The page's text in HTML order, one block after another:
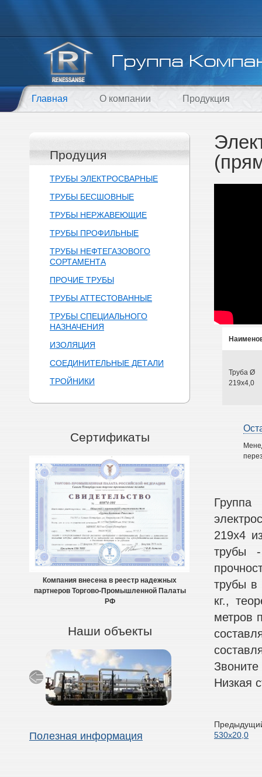
Главная О компании Продукция
Продуция
ТРУБЫ ЭЛЕКТРОСВАРНЫЕ
ТРУБЫ БЕСШОВНЫЕ
ТРУБЫ НЕРЖАВЕЮЩИЕ
ТРУБЫ ПРОФИЛЬНЫЕ
ТРУБЫ НЕФТЕГАЗОВОГО
СОРТАМЕНТА
ПРОЧИЕ ТРУБЫ
ТРУБЫ АТТЕСТОВАННЫЕ
ТРУБЫ СПЕЦИАЛЬНОГО
НАЗНАЧЕНИЯ
ИЗОЛЯЦИЯ
СОЕДИНИТЕЛЬНЫЕ ДЕТАЛИ
ТРОЙНИКИ
Сертификаты
Компания внесена в реестр надежных
партнеров Торгово-Промышленной Палаты
РФ
Наши объекты
Полезная информация
Труба Ø
219х4,0
Группа
219х4
трубы
трубы в
кг.,
метров
Низкая
530х20,0